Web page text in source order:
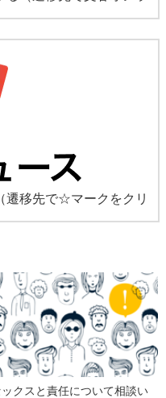
（遷移先で☆マークをクリ
ックスと責任について相談い